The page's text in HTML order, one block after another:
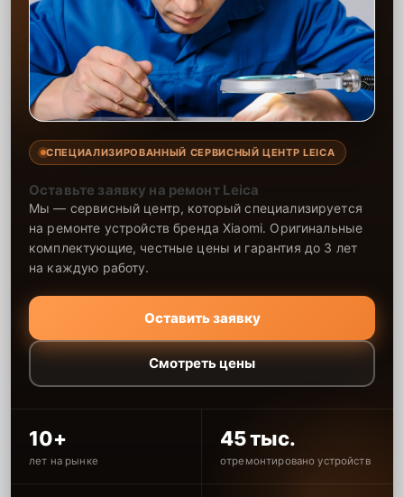
СПЕЦИАЛИЗИРОВАННЫЙ СЕРВИСНЫЙ ЦЕНТР LEICA
Оставьте заявку на ремонт Leica
Мы — сервисный центр, который специализируется
на ремонте устройств бренда Xiaomi. Оригинальные
комплектующие, честные цены и гарантия до 3 лет
на каждую работу.
Оставить заявку
Смотреть цены
10+
лет на рынке
45 тыс.
отремонтировано устройств